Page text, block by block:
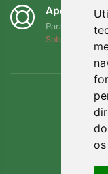
Apoiamos
Para cada
Sobre nós